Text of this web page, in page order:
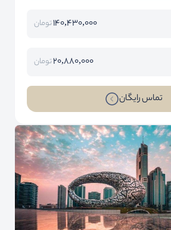
140,430,000تومان
20,880,000تومان
تماس رایگان